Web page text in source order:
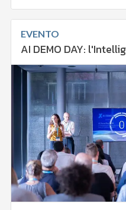
EVENTO
AI DEMO DAY: